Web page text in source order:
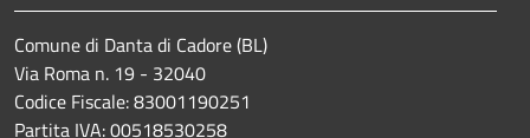
Comune di Danta di Cadore (BL)
Via Roma n. 19 - 32040
Codice Fiscale: 83001190251
Partita IVA: 00518530258